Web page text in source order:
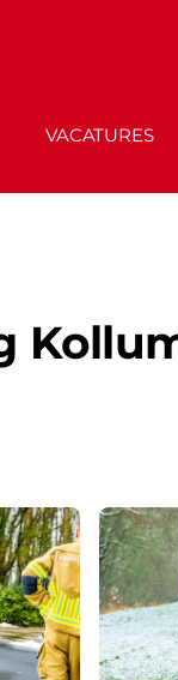
VACATURES